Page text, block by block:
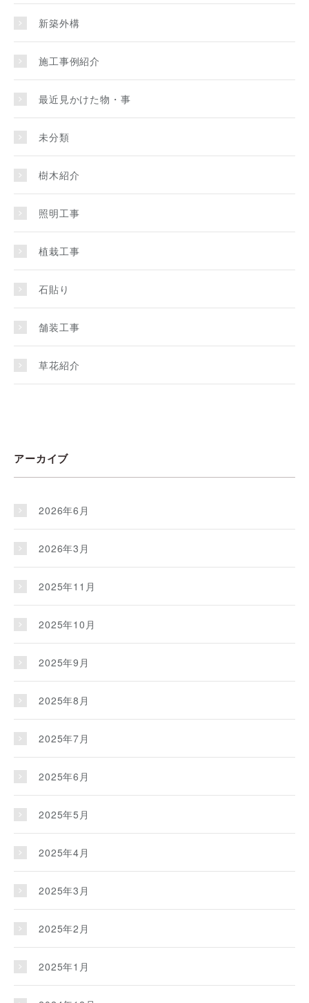
新築外構
施工事例紹介
最近見かけた物・事
未分類
樹木紹介
照明工事
植栽工事
石貼り
舗装工事
草花紹介
アーカイブ
2026年6月
2026年3月
2025年11月
2025年10月
2025年9月
2025年8月
2025年7月
2025年6月
2025年5月
2025年4月
2025年3月
2025年2月
2025年1月